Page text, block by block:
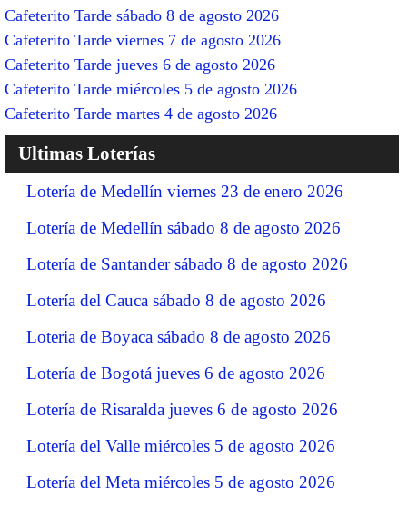
Cafeterito Tarde sábado 8 de agosto 2026
Cafeterito Tarde viernes 7 de agosto 2026
Cafeterito Tarde jueves 6 de agosto 2026
Cafeterito Tarde miércoles 5 de agosto 2026
Cafeterito Tarde martes 4 de agosto 2026
Ultimas Loterías
Lotería de Medellín viernes 23 de enero 2026
Lotería de Medellín sábado 8 de agosto 2026
Lotería de Santander sábado 8 de agosto 2026
Lotería del Cauca sábado 8 de agosto 2026
Loteria de Boyaca sábado 8 de agosto 2026
Lotería de Bogotá jueves 6 de agosto 2026
Lotería de Risaralda jueves 6 de agosto 2026
Lotería del Valle miércoles 5 de agosto 2026
Lotería del Meta miércoles 5 de agosto 2026